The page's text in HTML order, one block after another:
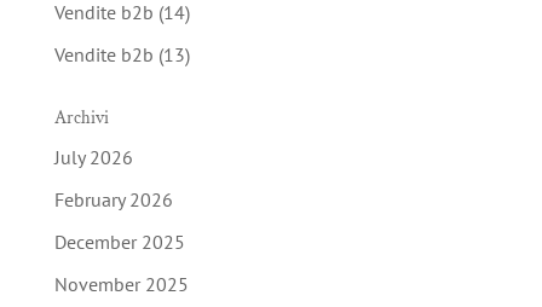
Vendite b2b (14)
Vendite b2b (13)
Archivi
July 2026
February 2026
December 2025
November 2025